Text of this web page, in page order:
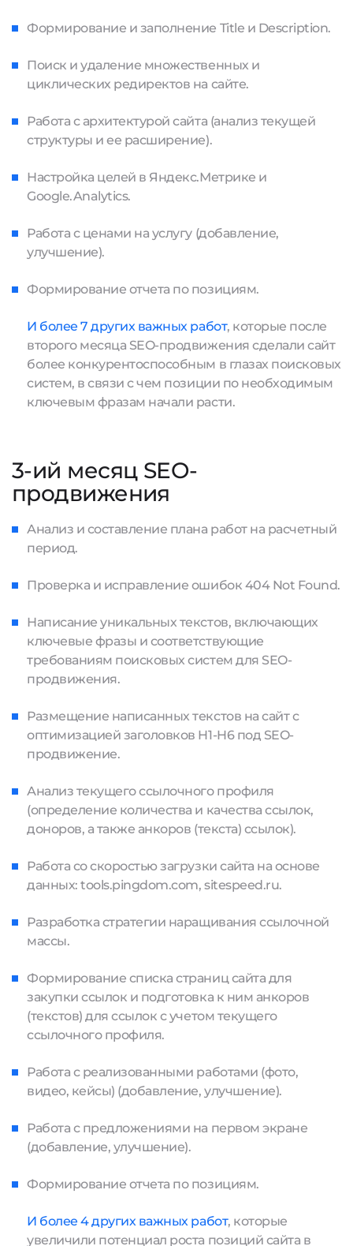
Формирование и заполнение Title и Description.
Поиск и удаление множественных и
циклических редиректов на сайте.
Работа с архитектурой сайта (анализ текущей
структуры и ее расширение).
Настройка целей в Яндекс.Метрике и
Google.Analytics.
Работа с ценами на услугу (добавление,
улучшение).
Формирование отчета по позициям.
И более 7 других важных работ, которые после
второго месяца SEO-продвижения сделали сайт
более конкурентоспособным в глазах поисковых
систем, в связи с чем позиции по необходимым
ключевым фразам начали расти.
3-ий месяц SEO-
продвижения
Анализ и составление плана работ на расчетный
период.
Проверка и исправление ошибок 404 Not Found.
Написание уникальных текстов, включающих
ключевые фразы и соответствующие
требованиям поисковых систем для SEO-
продвижения.
Размещение написанных текстов на сайт с
оптимизацией заголовков H1-H6 под SEO-
продвижение.
Анализ текущего ссылочного профиля
(определение количества и качества ссылок,
доноров, а также анкоров (текста) ссылок).
Работа со скоростью загрузки сайта на основе
данных: tools.pingdom.com, sitespeed.ru.
Разработка стратегии наращивания ссылочной
массы.
Формирование списка страниц сайта для
закупки ссылок и подготовка к ним анкоров
(текстов) для ссылок с учетом текущего
ссылочного профиля.
Работа с реализованными работами (фото,
видео, кейсы) (добавление, улучшение).
Работа с предложениями на первом экране
(добавление, улучшение).
Формирование отчета по позициям.
И более 4 других важных работ, которые
увеличили потенциал роста позиций сайта в